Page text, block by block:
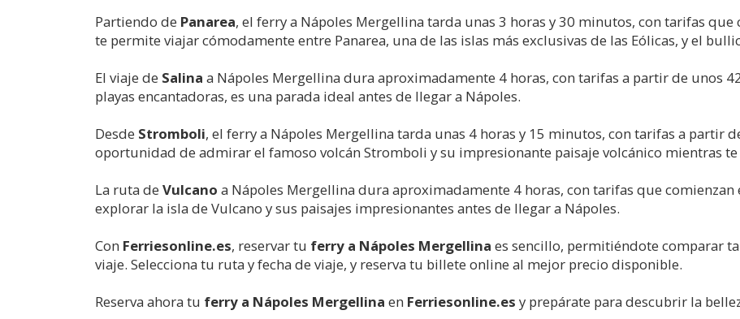
Partiendo de Panarea, el ferry a Nápoles Mergellina tarda unas 3 horas y 30 minutos, con tarifas que
te permite viajar cómodamente entre Panarea, una de las islas más exclusivas de las Eólicas, y el
El viaje de Salina a Nápoles Mergellina dura aproximadamente 4 horas, con tarifas a partir de unos
playas encantadoras, es una parada ideal antes de llegar a Nápoles.
Desde Stromboli, el ferry a Nápoles Mergellina tarda unas 4 horas y 15 minutos, con tarifas a partir
oportunidad de admirar el famoso volcán Stromboli y su impresionante paisaje volcánico mientras
La ruta de Vulcano a Nápoles Mergellina dura aproximadamente 4 horas, con tarifas que
explorar la isla de Vulcano y sus paisajes impresionantes antes de llegar a Nápoles.
Con Ferriesonline.es, reservar tu ferry a Nápoles Mergellina es sencillo, permitiéndote comparar
viaje. Selecciona tu ruta y fecha de viaje, y reserva tu billete online al mejor precio disponible.
Reserva ahora tu ferry a Nápoles Mergellina en Ferriesonline.es y prepárate para descubrir la